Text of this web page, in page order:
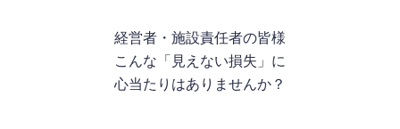
経営者・施設責任者の皆様
こんな「見えない損失」に
心当たりはありませんか？